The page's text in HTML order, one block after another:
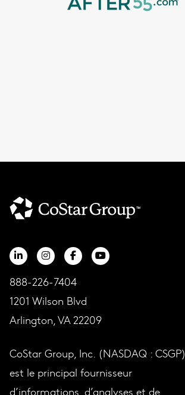
888-226-7404
1201 Wilson Blvd
Arlington, VA 22209
CoStar Group, Inc. (NASDAQ : CSGP)
est le principal fournisseur
d’informations, d’analyses et de